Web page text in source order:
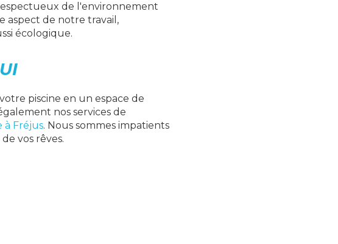
de l'environnement
aspect de notre travail,
écologique.
piscine en un espace de
nos services de
à Fréjus. Nous sommes impatients
vos rêves.